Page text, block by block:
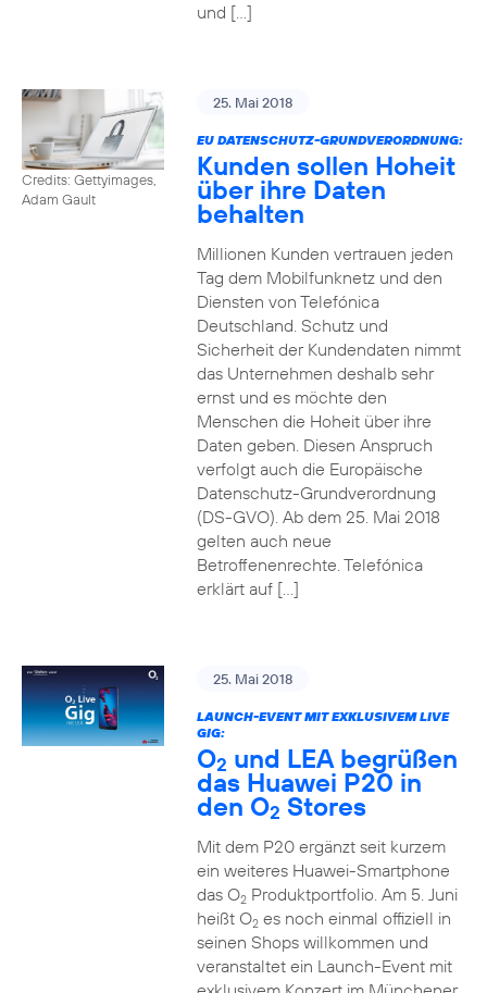
und […]
Credits: Gettyimages,
Adam Gault
25. Mai 2018
EU DATENSCHUTZ-GRUNDVERORDNUNG:
Kunden sollen Hoheit
über ihre Daten
behalten
Millionen Kunden vertrauen jeden
Tag dem Mobilfunknetz und den
Diensten von Telefónica
Deutschland. Schutz und
Sicherheit der Kundendaten nimmt
das Unternehmen deshalb sehr
ernst und es möchte den
Menschen die Hoheit über ihre
Daten geben. Diesen Anspruch
verfolgt auch die Europäische
Datenschutz-Grundverordnung
(DS-GVO). Ab dem 25. Mai 2018
gelten auch neue
Betroffenenrechte. Telefónica
erklärt auf […]
25. Mai 2018
LAUNCH-EVENT MIT EXKLUSIVEM LIVE
GIG:
O2 und LEA begrüßen
das Huawei P20 in
den O2 Stores
Mit dem P20 ergänzt seit kurzem
ein weiteres Huawei-Smartphone
das O2Produktportfolio. Am 5. Juni
heißt O2es noch einmal offiziell in
seinen Shops willkommen und
veranstaltet ein Launch-Event mit